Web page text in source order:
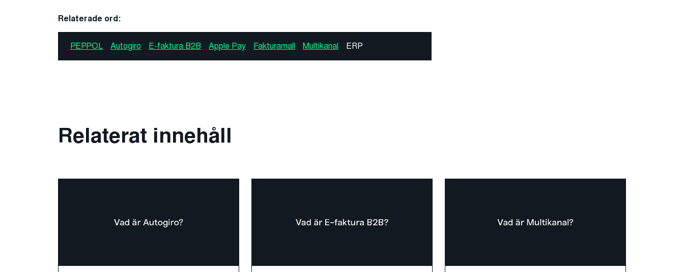
Relaterade ord:
PEPPOL Autogiro E-faktura B2B Apple Pay Fakturamall Multikanal ERP
Relaterat innehåll